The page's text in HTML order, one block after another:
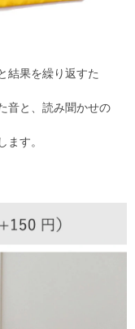
結果を繰り返すた
音と、読み聞かせの
ます。